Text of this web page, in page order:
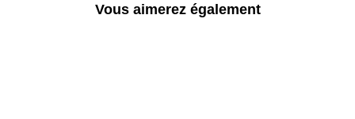
Vous aimerez également